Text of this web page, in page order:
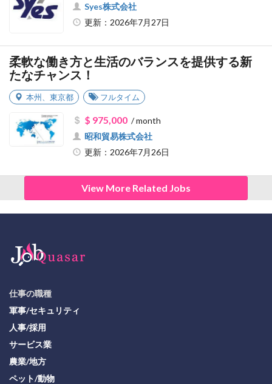
Syes株式会社
更新：2026年7月27日
柔軟な働き方と生活のバランスを提供する新
たなチャンス！
本州 東京都 フルタイム
$ 975,000/ month
昭和貿易株式会社
更新：2026年7月26日
View More Related Jobs
仕事の職種
軍事/セキュリティ
人事/採用
サービス業
農業/地方
ペット/動物